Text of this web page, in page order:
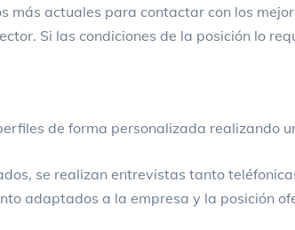
más actuales para contactar con los
Si las condiciones de la posición lo
de forma personalizada realizando
se realizan entrevistas tanto
adaptados a la empresa y la posición